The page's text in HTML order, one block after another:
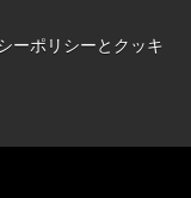
ーポリシーとクッキ